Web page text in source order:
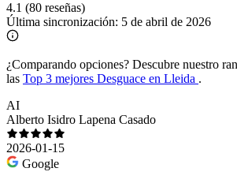
4.1 (80 reseñas)
Última sincronización: 5 de abril de 2026
¿Comparando opciones? Descubre nuestro
las Top 3 mejores Desguace en Lleida .
AI
Alberto Isidro Lapena Casado
2026-01-15
Google